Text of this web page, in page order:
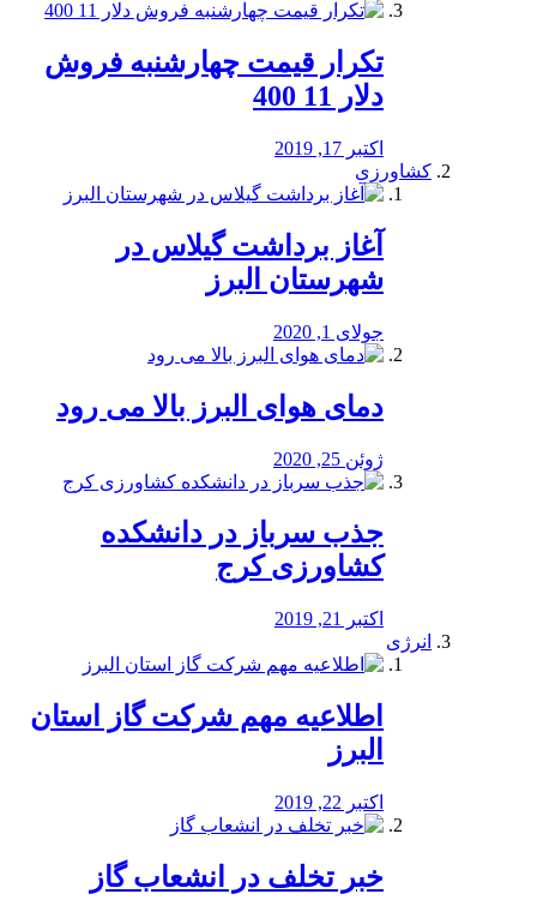
تکرار قیمت چهارشنبه فروش
دلار 11 400
اکتبر 17, 2019
کشاورزی
آغاز برداشت گیلاس در
شهرستان البرز
جولای 1, 2020
دمای هوای البرز بالا می رود
ژوئن 25, 2020
جذب سرباز در دانشکده
کشاورزی کرج
اکتبر 21, 2019
انرژی
️اطلاعیه مهم شرکت گاز استان
البرز
اکتبر 22, 2019
خبر تخلف در انشعاب گاز